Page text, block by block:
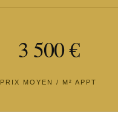
3 500 €
PRIX MOYEN / M² APPT